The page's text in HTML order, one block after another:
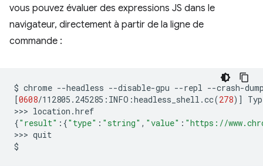
vous pouvez évaluer des expressions JS dans le
navigateur, directement à partir de la ligne de
commande :
$ chrome --headless --disable-gpu --repl --crash-
[0608/112805.245285:INFO:headless_shell.cc(278)]
>>>
{"result" : {"type" : "string" , "value" : "https://
>>> quit